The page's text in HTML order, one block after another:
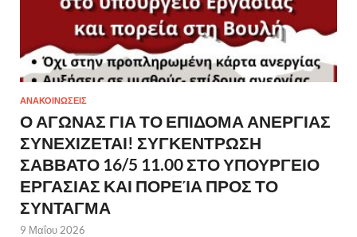
ΑΝΑΚΟΙΝΩΣΕΙΣ
Ο ΑΓΩΝΑΣ ΓΙΑ ΤΟ ΕΠΙΔΟΜΑ ΑΝΕΡΓΙΑΣ
ΣΥΝΕΧΙΖΕΤΑΙ! ΣΥΓΚΕΝΤΡΩΣΗ
ΣΑΒΒΑΤΟ 16/5 11.00 ΣΤΟ ΥΠΟΥΡΓΕΙΟ
ΕΡΓΑΣΙΑΣ ΚΑΙ ΠΟΡΕΊΑ ΠΡΟΣ ΤΟ
ΣΥΝΤΑΓΜΑ
9 Μαΐου 2026